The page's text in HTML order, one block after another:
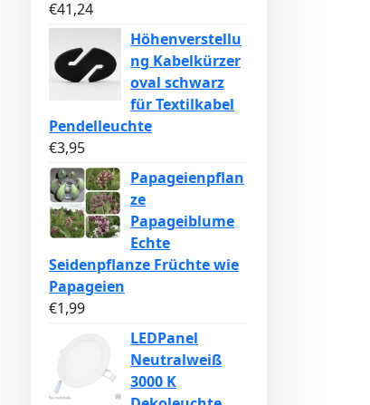
€41,24
Höhenverstellu
ng Kabelkürzer
oval schwarz
für Textilkabel
Pendelleuchte
€3,95
Papageienpflan
ze
Papageiblume
Echte
Seidenpflanze Früchte wie
Papageien
€1,99
LEDPanel
Neutralweiß
3000 K